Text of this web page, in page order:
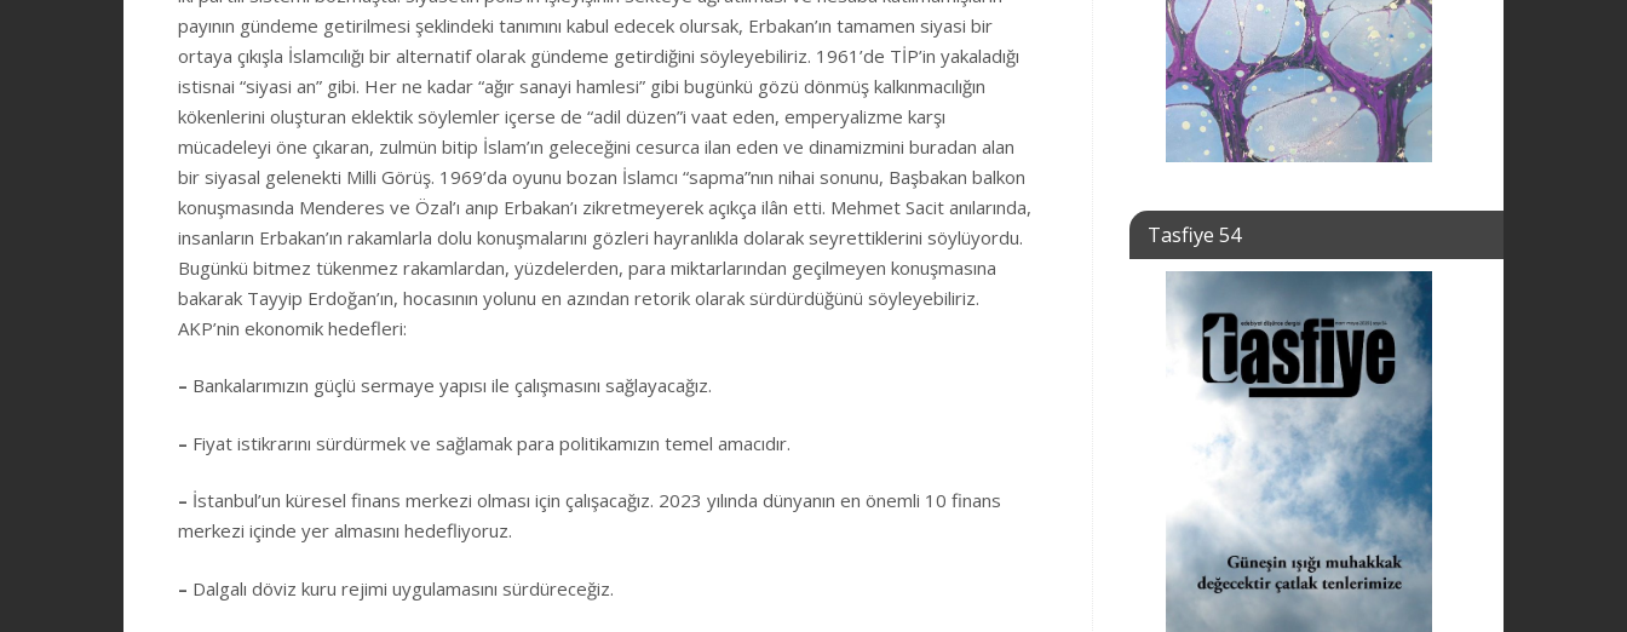
payının gündeme getirilmesi şeklindeki tanımını kabul edecek olursak, Erbakan’ın tamamen siyasi bir
ortaya çıkışla İslamcılığı bir alternatif olarak gündeme getirdiğini söyleyebiliriz. 1961’de TİP’in yakaladığı
istisnai “siyasi an” gibi. Her ne kadar “ağır sanayi hamlesi” gibi bugünkü gözü dönmüş kalkınmacılığın
kökenlerini oluşturan eklektik söylemler içerse de “adil düzen”i vaat eden, emperyalizme karşı
mücadeleyi öne çıkaran, zulmün bitip İslam’ın geleceğini cesurca ilan eden ve dinamizmini buradan alan
bir siyasal gelenekti Milli Görüş. 1969’da oyunu bozan İslamcı “sapma”nın nihai sonunu, Başbakan balkon
konuşmasında Menderes ve Özal’ı anıp Erbakan’ı zikretmeyerek açıkça ilân etti. Mehmet Sacit anılarında,
insanların Erbakan’ın rakamlarla dolu konuşmalarını gözleri hayranlıkla dolarak seyrettiklerini söylüyordu.
Bugünkü bitmez tükenmez rakamlardan, yüzdelerden, para miktarlarından geçilmeyen konuşmasına
bakarak Tayyip Erdoğan’ın, hocasının yolunu en azından retorik olarak sürdürdüğünü söyleyebiliriz.
AKP’nin ekonomik hedefleri:
– Bankalarımızın güçlü sermaye yapısı ile çalışmasını sağlayacağız.
– Fiyat istikrarını sürdürmek ve sağlamak para politikamızın temel amacıdır.
– İstanbul’un küresel finans merkezi olması için çalışacağız. 2023 yılında dünyanın en önemli 10 finans
merkezi içinde yer almasını hedefliyoruz.
– Dalgalı döviz kuru rejimi uygulamasını sürdüreceğiz.
Tasfiye 54